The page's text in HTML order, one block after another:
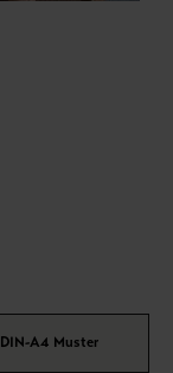
DIN-A4 Muster